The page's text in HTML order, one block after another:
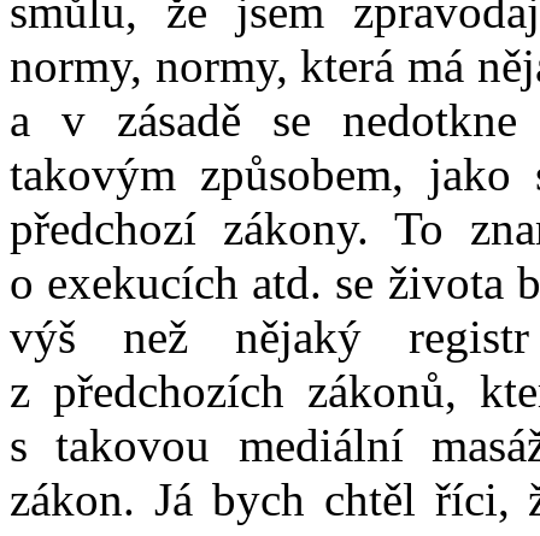
smůlu, že jsem
normy, normy, která má
a v zásadě se
takovým způsobem,
předchozí zákony. To
o exekucích atd. se života
výš než nějaký
z předchozích zákonů,
s takovou mediální
zákon. Já bych chtěl říci,